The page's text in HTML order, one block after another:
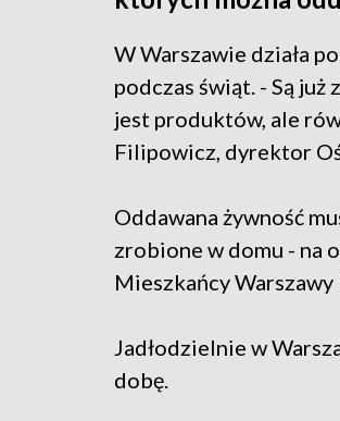
W Warszawie działa
podczas świąt. - Są już
jest produktów, ale
Filipowicz, dyrektor
Oddawana żywność
zrobione w domu - na
Mieszkańcy
Jadłodzielnie w
dobę.